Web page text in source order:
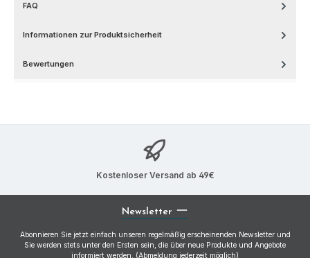
FAQ
Informationen zur Produktsicherheit
Bewertungen
Kostenloser Versand ab 49€
Newsletter
Abonnieren Sie jetzt einfach unseren regelmäßig erscheinenden Newsletter und
Sie werden stets unter den Ersten sein, die über neue Produkte und Angebote
informiert werden. (Abmeldung jederzeit möglich)